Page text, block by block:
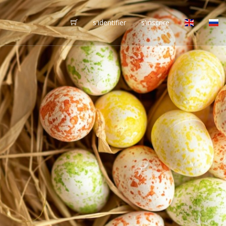
s'identifier s'inscrire